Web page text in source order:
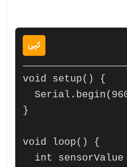
کپی
void setup() {
}
void loop() {